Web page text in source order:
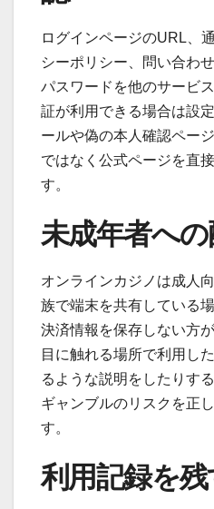
ログインページのURL、
シーポリシー、問い合わ
パスワードを他のサービ
証が利用できる場合は設
ールや偽の本人確認ペー
ではなく公式ページを直
す。
未成年者へ
オンラインカジノは成人
族で端末を共有している
決済情報を保存しない方
目に触れる場所で利用し
るような説明をしたりす
ギャンブルのリスクを正
す。
利用記録を